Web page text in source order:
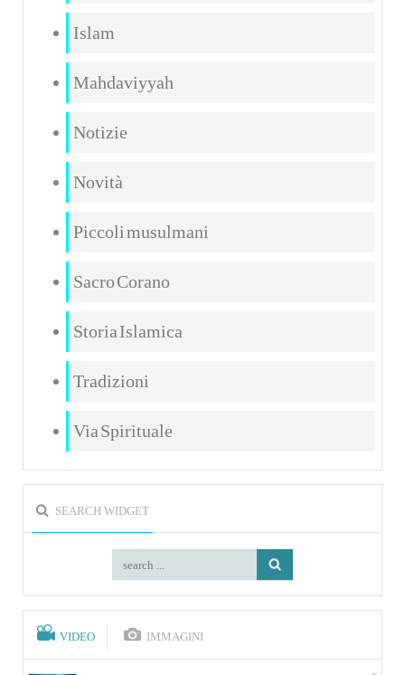
Islam
Mahdaviyyah
Notizie
Novità
Piccoli musulmani
Sacro Corano
Storia Islamica
Tradizioni
Via Spirituale
SEARCH WIDGET
VIDEO IMMAGINI